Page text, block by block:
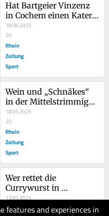
features and experiences in
Hat Bartgeier Vinzenz
in Cochem einen Kater
attackiert?
18.06.2025
20
Rhein
Zeitung
Sport
Wein und „Schnäkes“
in der Mittelstrimmiger
Dorfmühle
18.05.2025
20
Rhein
Zeitung
Sport
Wer rettet die
Currywurst in
Pommern?
13.05.2025
20